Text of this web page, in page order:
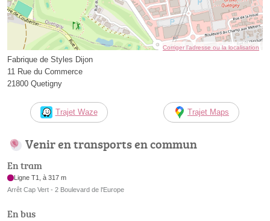
Corriger l’adresse ou la localisation
Fabrique de Styles Dijon
11 Rue du Commerce
21800 Quetigny
Trajet Waze Trajet Maps
Venir en transports en commun
En tram
Ligne T1, à 317 m
Arrêt Cap Vert - 2 Boulevard de l'Europe
En bus